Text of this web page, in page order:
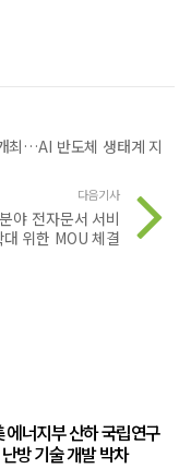
최…AI 반도체 생태계 지
다음기사
야 전자문서 서비
위한 MOU 체결
에너지부 산하 국립연구
방 기술 개발 박차